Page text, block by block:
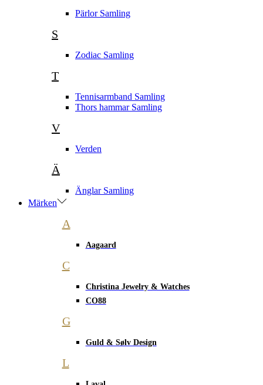
Pärlor Samling
S
Zodiac Samling
T
Tennisarmband Samling
Thors hammar Samling
V
Verden
Ä
Änglar Samling
Märken
A
Aagaard
C
Christina Jewelry & Watches
CO88
G
Guld & Sølv Design
L